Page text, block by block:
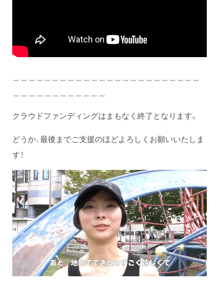
クラウドファンディングはまもなく終了となります。
どうか、最後までご支援のほどよろしくお願いいたしま
す！